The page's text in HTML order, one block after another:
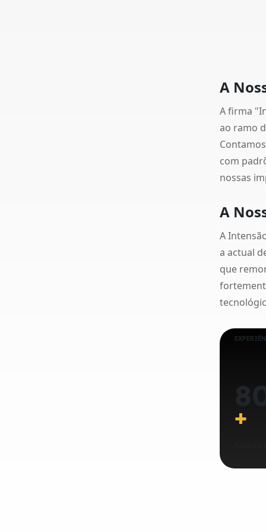
A
A firma
ao ramo
com
nossas
A
A
a actual
que
8
+